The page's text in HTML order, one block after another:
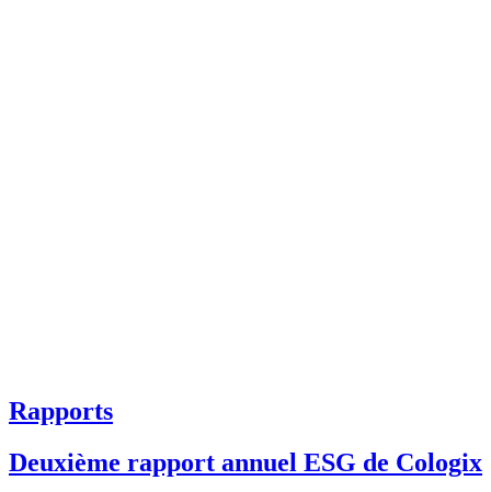
Rapports
Deuxième rapport annuel ESG de Cologix